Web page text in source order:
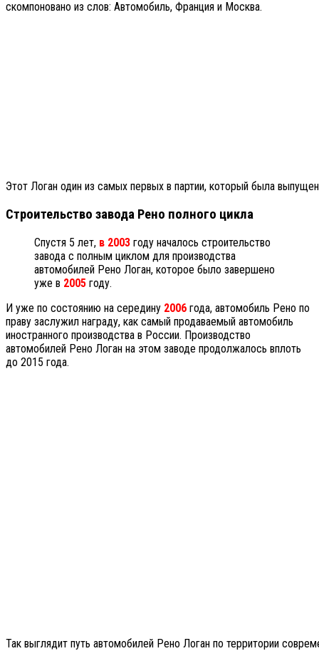
скомпоновано из слов: Автомобиль, Франция и Москва.
Этот Логан один из самых первых в партии, который была
Строительство завода Рено полного цикла
Спустя 5 лет, в 2003 году началось строительство
завода с полным циклом для производства
автомобилей Рено Логан, которое было завершено
уже в 2005 году.
И уже по состоянию на середину 2006 года, автомобиль Рено по
праву заслужил награду, как самый продаваемый автомобиль
иностранного производства в России. Производство
автомобилей Рено Логан на этом заводе продолжалось вплоть
до 2015 года.
Так выглядит путь автомобилей Рено Логан по территории